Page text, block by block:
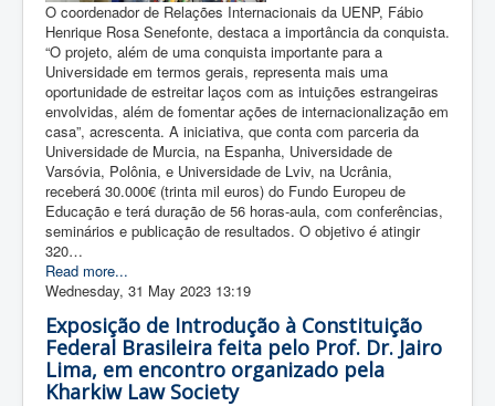
O coordenador de Relações Internacionais da UENP, Fábio
Henrique Rosa Senefonte, destaca a importância da conquista.
“O projeto, além de uma conquista importante para a
Universidade em termos gerais, representa mais uma
oportunidade de estreitar laços com as intuições estrangeiras
envolvidas, além de fomentar ações de internacionalização em
casa”, acrescenta. A iniciativa, que conta com parceria da
Universidade de Murcia, na Espanha, Universidade de
Varsóvia, Polônia, e Universidade de Lviv, na Ucrânia,
receberá 30.000€ (trinta mil euros) do Fundo Europeu de
Educação e terá duração de 56 horas-aula, com conferências,
seminários e publicação de resultados. O objetivo é atingir
320…
Read more...
Wednesday, 31 May 2023 13:19
Exposição de Introdução à Constituição
Federal Brasileira feita pelo Prof. Dr. Jairo
Lima, em encontro organizado pela
Kharkiw Law Society